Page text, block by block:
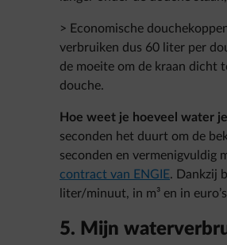
> Economische
verbruiken dus 60 liter per
de moeite om de kraan dicht
douche.
Hoe weet je hoeveel water
seconden het duurt om de
seconden en vermenigvuldig
contract van ENGIE. Dankzij
liter/minuut, in m³ en in
5. Mijn